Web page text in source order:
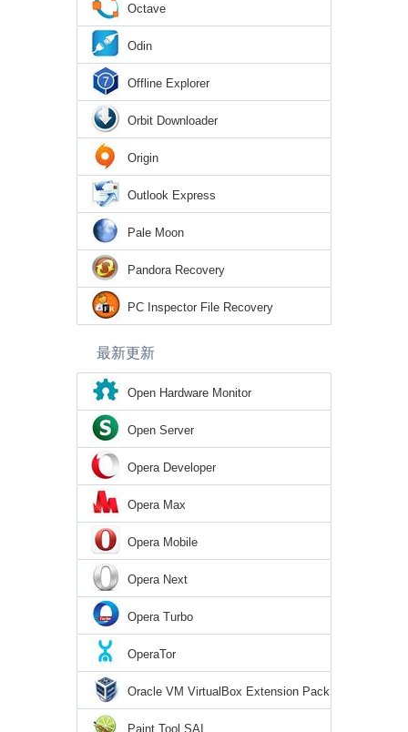
Octave
Odin
Offline Explorer
Orbit Downloader
Origin
Outlook Express
Pale Moon
Pandora Recovery
PC Inspector File Recovery
最新更新
Open Hardware Monitor
Open Server
Opera Developer
Opera Max
Opera Mobile
Opera Next
Opera Turbo
OperaTor
Oracle VM VirtualBox Extension Pack
Paint Tool SAI